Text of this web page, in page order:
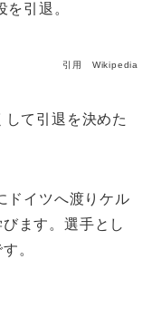
引退。
引用 Wikipedia
て引退を決めた
ドイツへ渡りケル
ます。選手とし
。